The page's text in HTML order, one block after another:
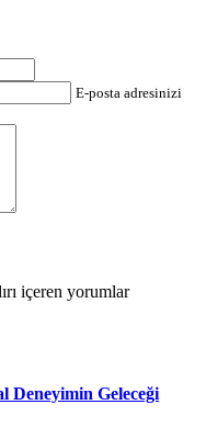
E-posta adresinizi
içeren yorumlar
Geleceği